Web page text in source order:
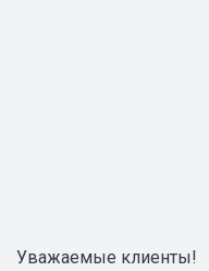
Уважаемые клиенты!